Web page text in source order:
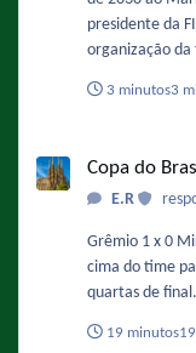
presidente da
organização da
o jornal The
sua reeleição.
Santiago
https://
nega-ter-
3 minutos3
Copa do
E.R
Grêmio 1 x 0
cima do time
quartas de final.
19 minutos